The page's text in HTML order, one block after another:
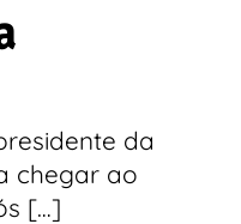
da
chegar ao
[…]